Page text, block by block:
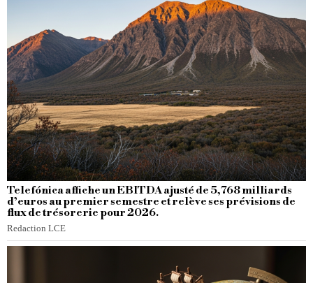
Telefónica affiche un EBITDA ajusté de 5,768 milliards
d’euros au premier semestre et relève ses prévisions de
flux de trésorerie pour 2026.
Redaction LCE